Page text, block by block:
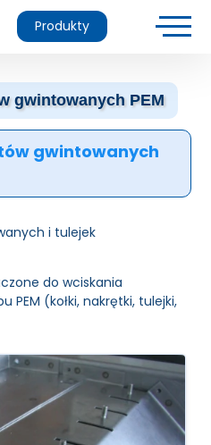
Produkty
gwintowanych PEM
gwintowanych
i tulejek
do wciskania
PEM (kołki, nakrętki, tulejki,